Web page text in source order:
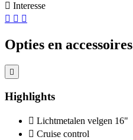
Interesse
Opties en accessoires
Highlights
Lichtmetalen velgen 16"
Cruise control